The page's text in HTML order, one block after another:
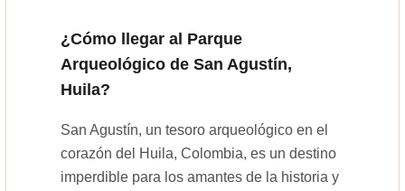
¿Cómo llegar al Parque
Arqueológico de San Agustín,
Huila?
San Agustín, un tesoro arqueológico en el
corazón del Huila, Colombia, es un destino
imperdible para los amantes de la historia y